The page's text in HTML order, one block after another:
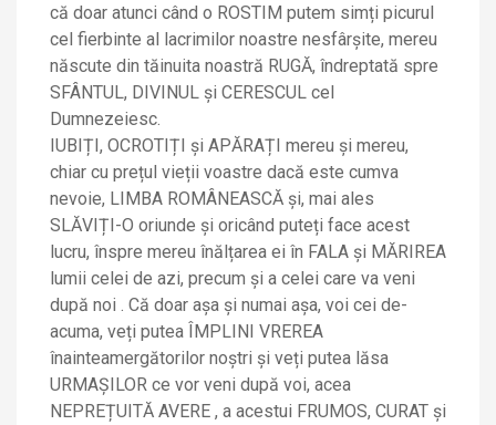
că doar atunci când o ROSTIM putem simți picurul
cel fierbinte al lacrimilor noastre nesfârșite, mereu
născute din tăinuita noastră RUGĂ, îndreptată spre
SFÂNTUL, DIVINUL și CERESCUL cel
Dumnezeiesc.
IUBIȚI, OCROTIȚI și APĂRAȚI mereu și mereu,
chiar cu prețul vieții voastre dacă este cumva
nevoie, LIMBA ROMÂNEASCĂ și, mai ales
SLĂVIȚI-O oriunde și oricând puteți face acest
lucru, înspre mereu înălțarea ei în FALA și MĂRIREA
lumii celei de azi, precum și a celei care va veni
după noi . Că doar așa și numai așa, voi cei de-
acuma, veți putea ÎMPLINI VREREA
înainteamergătorilor noștri și veți putea lăsa
URMAȘILOR ce vor veni după voi, acea
NEPREȚUITĂ AVERE , a acestui FRUMOS, CURAT și